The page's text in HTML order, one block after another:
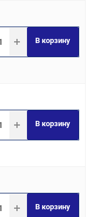
В корзину
В корзину
В корзину